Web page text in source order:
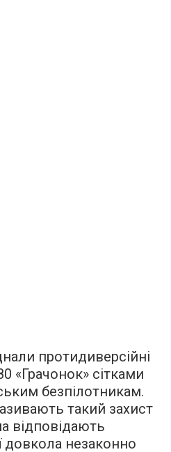
протидиверсійні
«Грачонок» сітками
безпілотникам.
такий захист
відповідають
довкола незаконно